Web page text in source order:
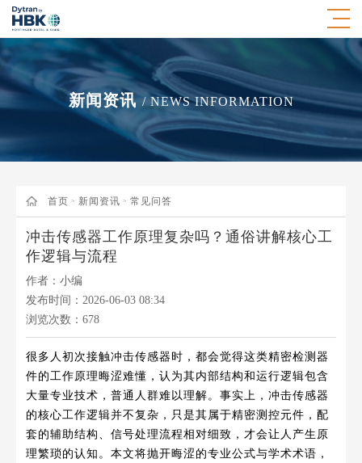
新闻资讯 / NEWS INFORMATION
首页 > 新闻资讯 > 常见问答
冲击传感器工作原理复杂吗？通俗讲解核心工
作逻辑与流程
作者：小编
发布时间：2026-06-03 08:34
浏览次数： 678
很多人初次接触冲击传感器时，都会觉得这类精密检测器
件的工作原理晦涩难懂，认为其内部结构和运行逻辑包含
大量专业技术，普通人群难以理解。事实上，冲击传感器
的核心工作逻辑并不复杂，只是其属于精密测控元件，配
套的辅助结构、信号处理流程相对细致，才会让人产生原
理繁琐的认知。本文将抛开晦涩的专业公式与学术术语，